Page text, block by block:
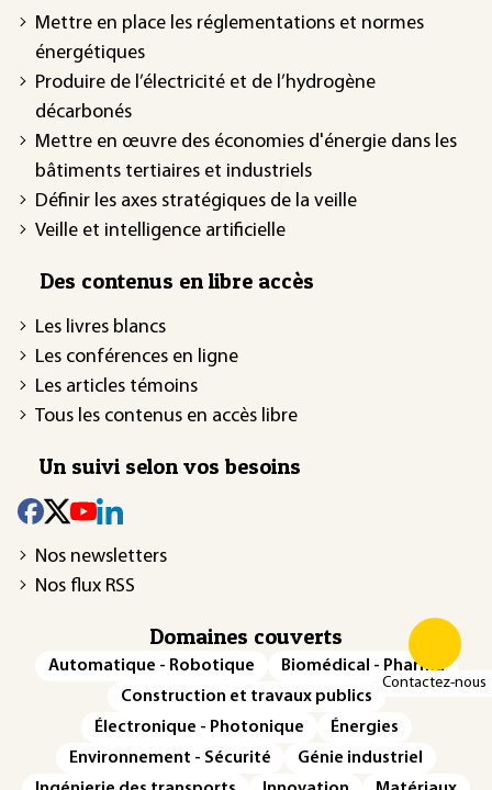
Contactez-nous
Mettre en place les réglementations et normes
énergétiques
Produire de l’électricité et de l’hydrogène
décarbonés
Mettre en œuvre des économies d'énergie dans les
bâtiments tertiaires et industriels
Définir les axes stratégiques de la veille
Veille et intelligence artificielle
Des contenus en libre accès
Les livres blancs
Les conférences en ligne
Les articles témoins
Tous les contenus en accès libre
Un suivi selon vos besoins
Nos newsletters
Nos flux RSS
Domaines couverts
Automatique - Robotique
Biomédical - Pharma
Construction et travaux publics
Électronique - Photonique
Énergies
Environnement - Sécurité
Génie industriel